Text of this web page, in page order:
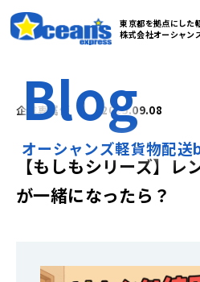
東京都を拠点にした
株式会社オーシャン
Blog
オーシャンズ軽貨物配
企業専属便 2025.09.08
【もしもシリーズ】レ
が一緒になったら？